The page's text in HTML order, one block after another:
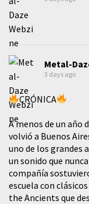
Metal-
3 days ago
CRÓNICA
A menos de un año
volvió a Buenos
uno de los grandes
un sonido que
compañía
escuela con
the Ancients que